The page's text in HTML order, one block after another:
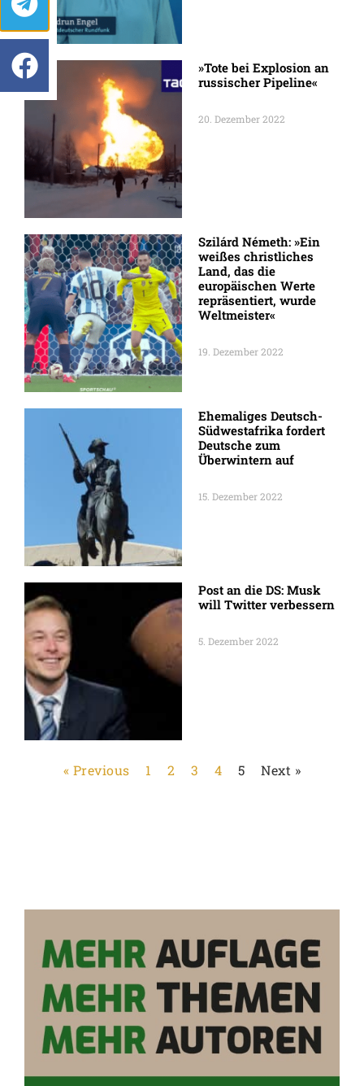
»Tote bei Explosion an
russischer Pipeline«
20. Dezember 2022
Szilárd Németh: »Ein
weißes christliches
Land, das die
europäischen Werte
repräsentiert, wurde
Weltmeister«
19. Dezember 2022
Ehemaliges Deutsch-
Südwestafrika fordert
Deutsche zum
Überwintern auf
15. Dezember 2022
Post an die DS: Musk
will Twitter verbessern
5. Dezember 2022
« Previous 1 2 3 4 5 Next »